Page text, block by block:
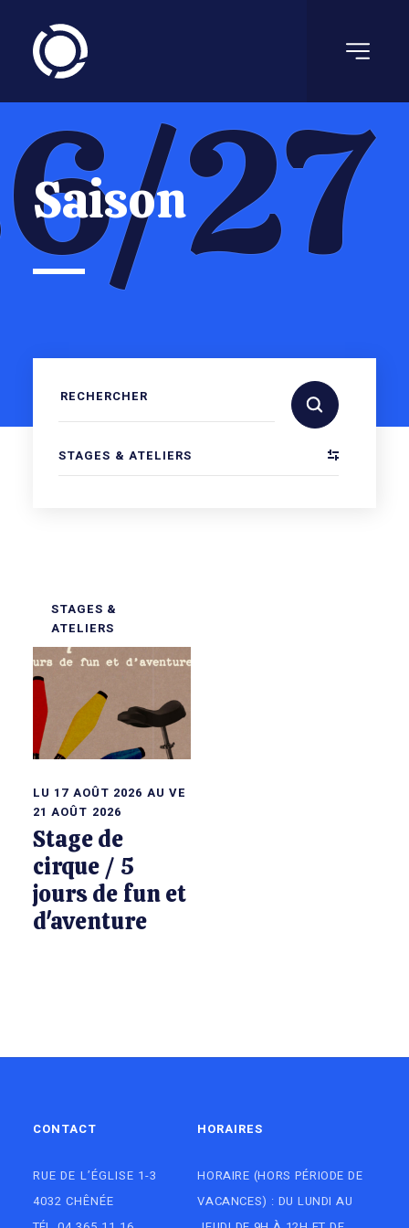
27
Saison
STAGES & ATELIERS
STAGES &
ATELIERS
LU 17 AOÛT 2026 AU VE
21 AOÛT 2026
Stage de
cirque / 5
jours de fun et
d'aventure
CONTACT
RUE DE L’ÉGLISE 1-3
4032 CHÊNÉE
HORAIRES
HORAIRE (HORS PÉRIODE DE
VACANCES) : DU LUNDI AU